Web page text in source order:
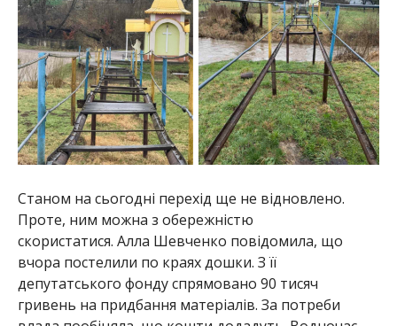
Станом на сьогодні перехід ще не відновлено.
Проте, ним можна з обережністю
скористатися. Алла Шевченко повідомила, що
вчора постелили по краях дошки. З її
депутатського фонду спрямовано 90 тисяч
гривень на придбання матеріалів. За потреби